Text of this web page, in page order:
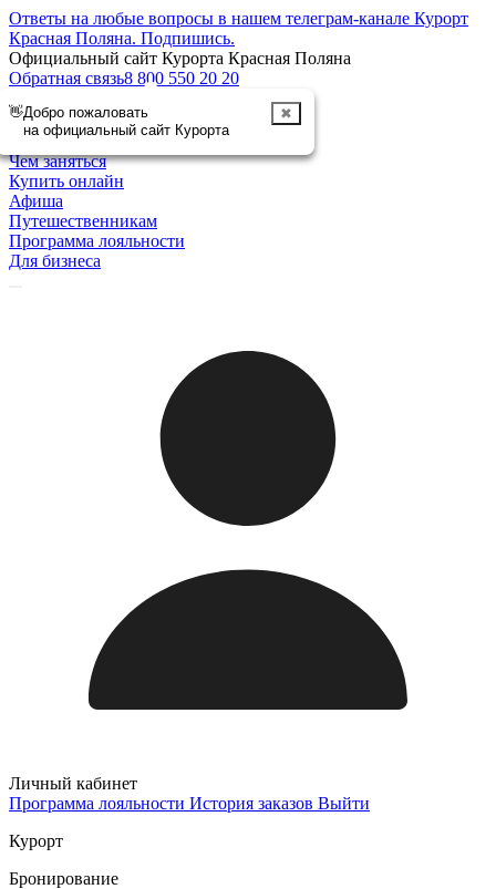
Ответы на любые вопросы в нашем телеграм-канале Курорт
Красная Поляна. Подпишись.
Официальный сайт Курорта Красная Поляна
Обратная связь8 800 550 20 20
👋Добро пожаловать
на официальный сайт Курорта
✖
Отменить
Курорт
Чем заняться
Купить онлайн
Афиша
Путешественникам
Программа лояльности
Для бизнеса
Личный кабинет
Программа лояльности История заказов Выйти
Курорт
Бронирование